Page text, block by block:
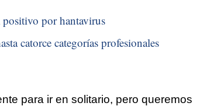
por hantavirus
catorce categorías profesionales
para ir en solitario, pero queremos